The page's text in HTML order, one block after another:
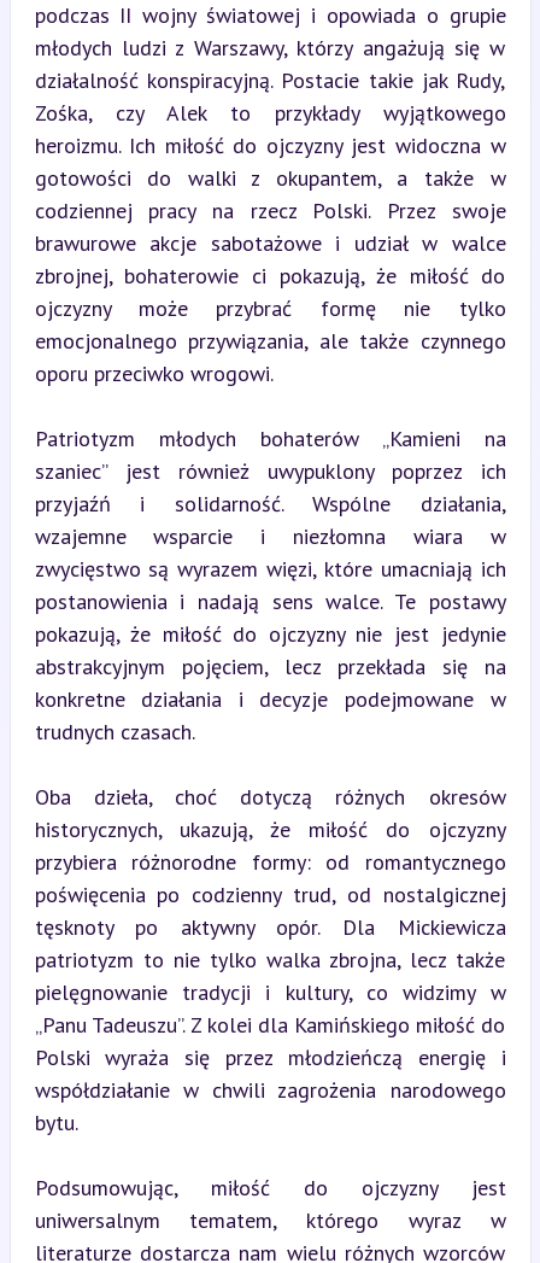
podczas II wojny światowej i opowiada o grupie
młodych ludzi z Warszawy, którzy angażują się w
działalność konspiracyjną. Postacie takie jak Rudy,
Zośka, czy Alek to przykłady wyjątkowego
heroizmu. Ich miłość do ojczyzny jest widoczna w
gotowości do walki z okupantem, a także w
codziennej pracy na rzecz Polski. Przez swoje
brawurowe akcje sabotażowe i udział w walce
zbrojnej, bohaterowie ci pokazują, że miłość do
ojczyzny może przybrać formę nie tylko
emocjonalnego przywiązania, ale także czynnego
oporu przeciwko wrogowi.
Patriotyzm młodych bohaterów „Kamieni na
szaniec” jest również uwypuklony poprzez ich
przyjaźń i solidarność. Wspólne działania,
wzajemne wsparcie i niezłomna wiara w
zwycięstwo są wyrazem więzi, które umacniają ich
postanowienia i nadają sens walce. Te postawy
pokazują, że miłość do ojczyzny nie jest jedynie
abstrakcyjnym pojęciem, lecz przekłada się na
konkretne działania i decyzje podejmowane w
trudnych czasach.
Oba dzieła, choć dotyczą różnych okresów
historycznych, ukazują, że miłość do ojczyzny
przybiera różnorodne formy: od romantycznego
poświęcenia po codzienny trud, od nostalgicznej
tęsknoty po aktywny opór. Dla Mickiewicza
patriotyzm to nie tylko walka zbrojna, lecz także
pielęgnowanie tradycji i kultury, co widzimy w
„Panu Tadeuszu”. Z kolei dla Kamińskiego miłość do
Polski wyraża się przez młodzieńczą energię i
współdziałanie w chwili zagrożenia narodowego
bytu.
Podsumowując, miłość do ojczyzny jest
uniwersalnym tematem, którego wyraz w
literaturze dostarcza nam wielu różnych wzorców